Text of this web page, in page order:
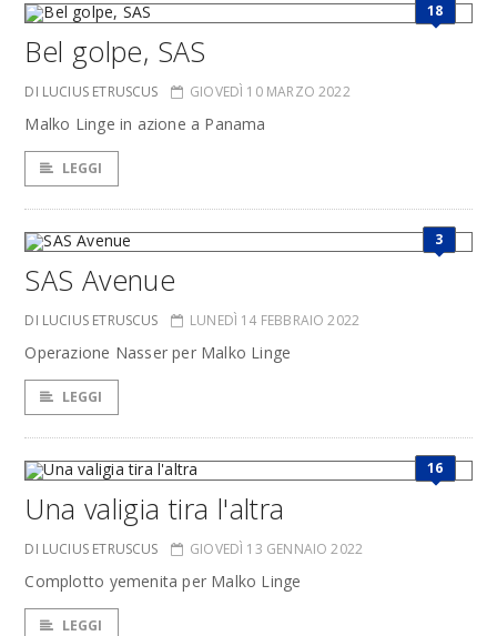
18
Bel golpe, SAS
DI LUCIUS ETRUSCUS GIOVEDÌ 10 MARZO 2022
Malko Linge in azione a Panama
LEGGI
3
SAS Avenue
DI LUCIUS ETRUSCUS LUNEDÌ 14 FEBBRAIO 2022
Operazione Nasser per Malko Linge
LEGGI
16
Una valigia tira l'altra
DI LUCIUS ETRUSCUS GIOVEDÌ 13 GENNAIO 2022
Complotto yemenita per Malko Linge
LEGGI